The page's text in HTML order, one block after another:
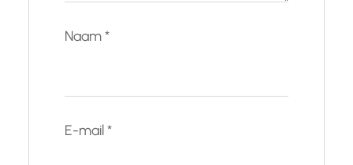
Naam*
E-mail*